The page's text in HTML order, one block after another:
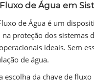
de Água em
de Água é um
na proteção dos sistemas
ideais. Sem
de água.
escolha da chave de